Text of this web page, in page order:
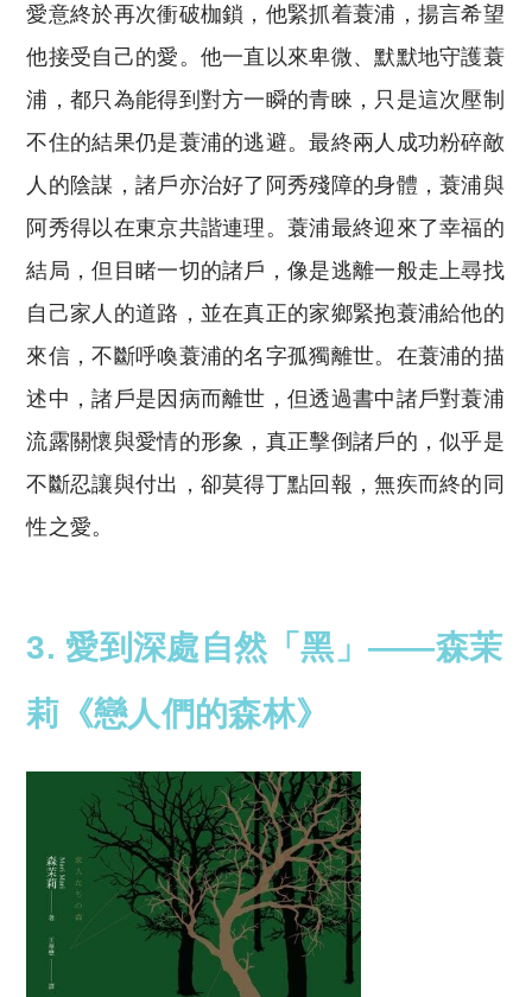
愛意終於再次衝破枷鎖，他緊抓着蓑浦，揚言希望
他接受自己的愛。他一直以來卑微、默默地守護蓑
浦，都只為能得到對方一瞬的青睞，只是這次壓制
不住的結果仍是蓑浦的逃避。最終兩人成功粉碎敵
人的陰謀，諸戶亦治好了阿秀殘障的身體，蓑浦與
阿秀得以在東京共諧連理。蓑浦最終迎來了幸福的
結局，但目睹一切的諸戶，像是逃離一般走上尋找
自己家人的道路，並在真正的家鄉緊抱蓑浦給他的
來信，不斷呼喚蓑浦的名字孤獨離世。在蓑浦的描
述中，諸戶是因病而離世，但透過書中諸戶對蓑浦
流露關懷與愛情的形象，真正擊倒諸戶的，似乎是
不斷忍讓與付出，卻莫得丁點回報，無疾而終的同
性之愛。
3. 愛到深處自然「黑」——森茉
莉《戀人們的森林》